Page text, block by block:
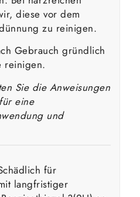
diese vor dem
zu reinigen.
Gebrauch gründlich
reinigen.
Sie die Anweisungen
eine
und
für
langfristiger